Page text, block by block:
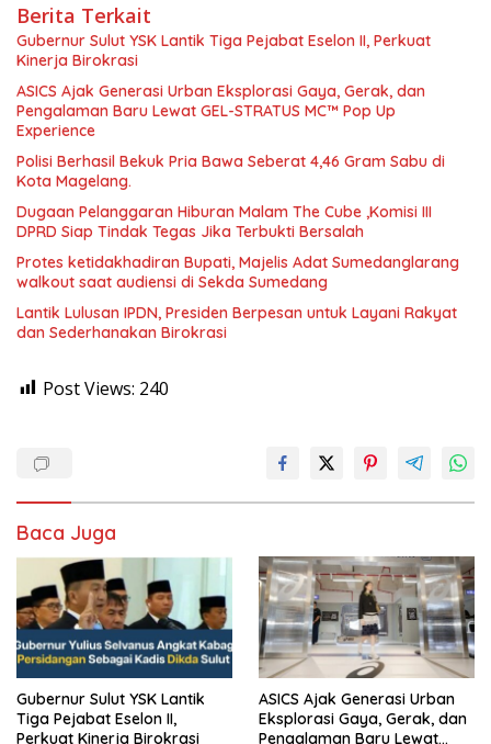
Berita Terkait
Gubernur Sulut YSK Lantik Tiga Pejabat Eselon II, Perkuat
Kinerja Birokrasi
ASICS Ajak Generasi Urban Eksplorasi Gaya, Gerak, dan
Pengalaman Baru Lewat GEL-STRATUS MC™ Pop Up
Experience
Polisi Berhasil Bekuk Pria Bawa Seberat 4,46 Gram Sabu di
Kota Magelang.
Dugaan Pelanggaran Hiburan Malam The Cube ,Komisi III
DPRD Siap Tindak Tegas Jika Terbukti Bersalah
Protes ketidakhadiran Bupati, Majelis Adat Sumedanglarang
walkout saat audiensi di Sekda Sumedang
Lantik Lulusan IPDN, Presiden Berpesan untuk Layani Rakyat
dan Sederhanakan Birokrasi
Post Views: 240
Baca Juga
Gubernur Sulut YSK Lantik
Tiga Pejabat Eselon II,
Perkuat Kinerja Birokrasi
ASICS Ajak Generasi Urban
Eksplorasi Gaya, Gerak, dan
Pengalaman Baru Lewat